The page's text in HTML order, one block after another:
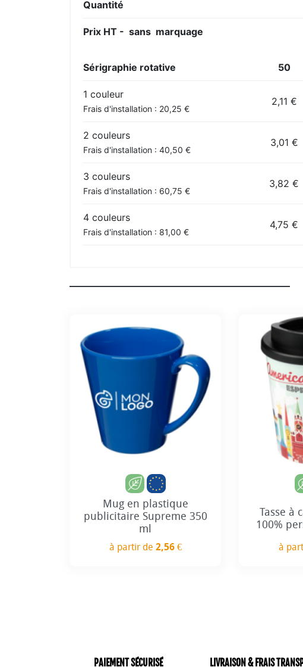
Quantité
Prix HT - sans marquage
Sérigraphie rotative 50
1 couleur
Frais d'installation : 20,25 €
2,11 €
2 couleurs
Frais d'installation : 40,50 €
3,01 €
3 couleurs
Frais d'installation : 60,75 €
3,82 €
4 couleurs
Frais d'installation : 81,00 €
4,75 €
Mug en plastique
publicitaire Supreme 350
ml
à partir de 2,56 €
Tasse à
100%
à
PAIEMENT SÉCURISÉ LIVRAISON & FRAIS